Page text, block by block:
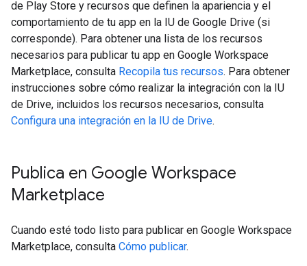
de Play Store y recursos que definen la apariencia y el
comportamiento de tu app en la IU de Google Drive (si
corresponde). Para obtener una lista de los recursos
necesarios para publicar tu app en Google Workspace
Marketplace, consulta Recopila tus recursos. Para obtener
instrucciones sobre cómo realizar la integración con la IU
de Drive, incluidos los recursos necesarios, consulta
Configura una integración en la IU de Drive.
Publica en Google Workspace
Marketplace
Cuando esté todo listo para publicar en Google Workspace
Marketplace, consulta Cómo publicar.